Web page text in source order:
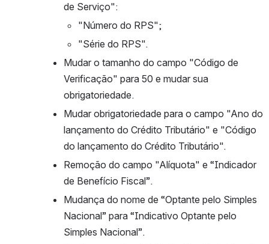
de Serviço":
"Número do RPS";
"Série do RPS".
Mudar o tamanho do campo "Código de
Verificação" para 50 e mudar sua
obrigatoriedade.
Mudar obrigatoriedade para o campo "Ano do
lançamento do Crédito Tributário" e "Código
do lançamento do Crédito Tributário".
Remoção do campo "Alíquota" e “Indicador
de Benefício Fiscal”.
Mudança do nome de “Optante pelo Simples
Nacional” para “Indicativo Optante pelo
Simples Nacional”.